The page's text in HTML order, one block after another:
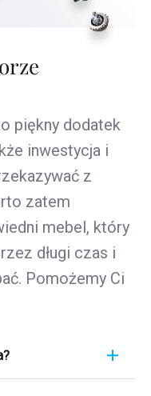
piękny dodatek
inwestycja i
z
zatem
mebel, który
długi czas i
Pomożemy Ci